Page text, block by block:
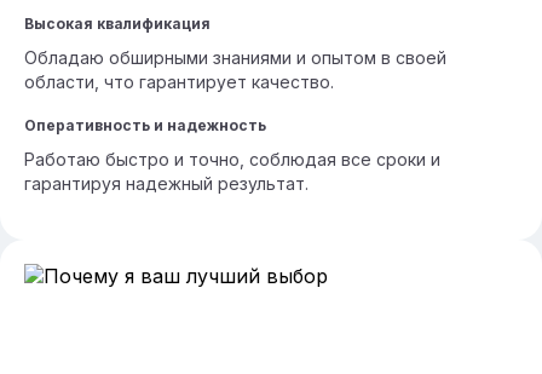
Высокая квалификация
Обладаю обширными знаниями и опытом в своей
области, что гарантирует качество.
Оперативность и надежность
Работаю быстро и точно, соблюдая все сроки и
гарантируя надежный результат.